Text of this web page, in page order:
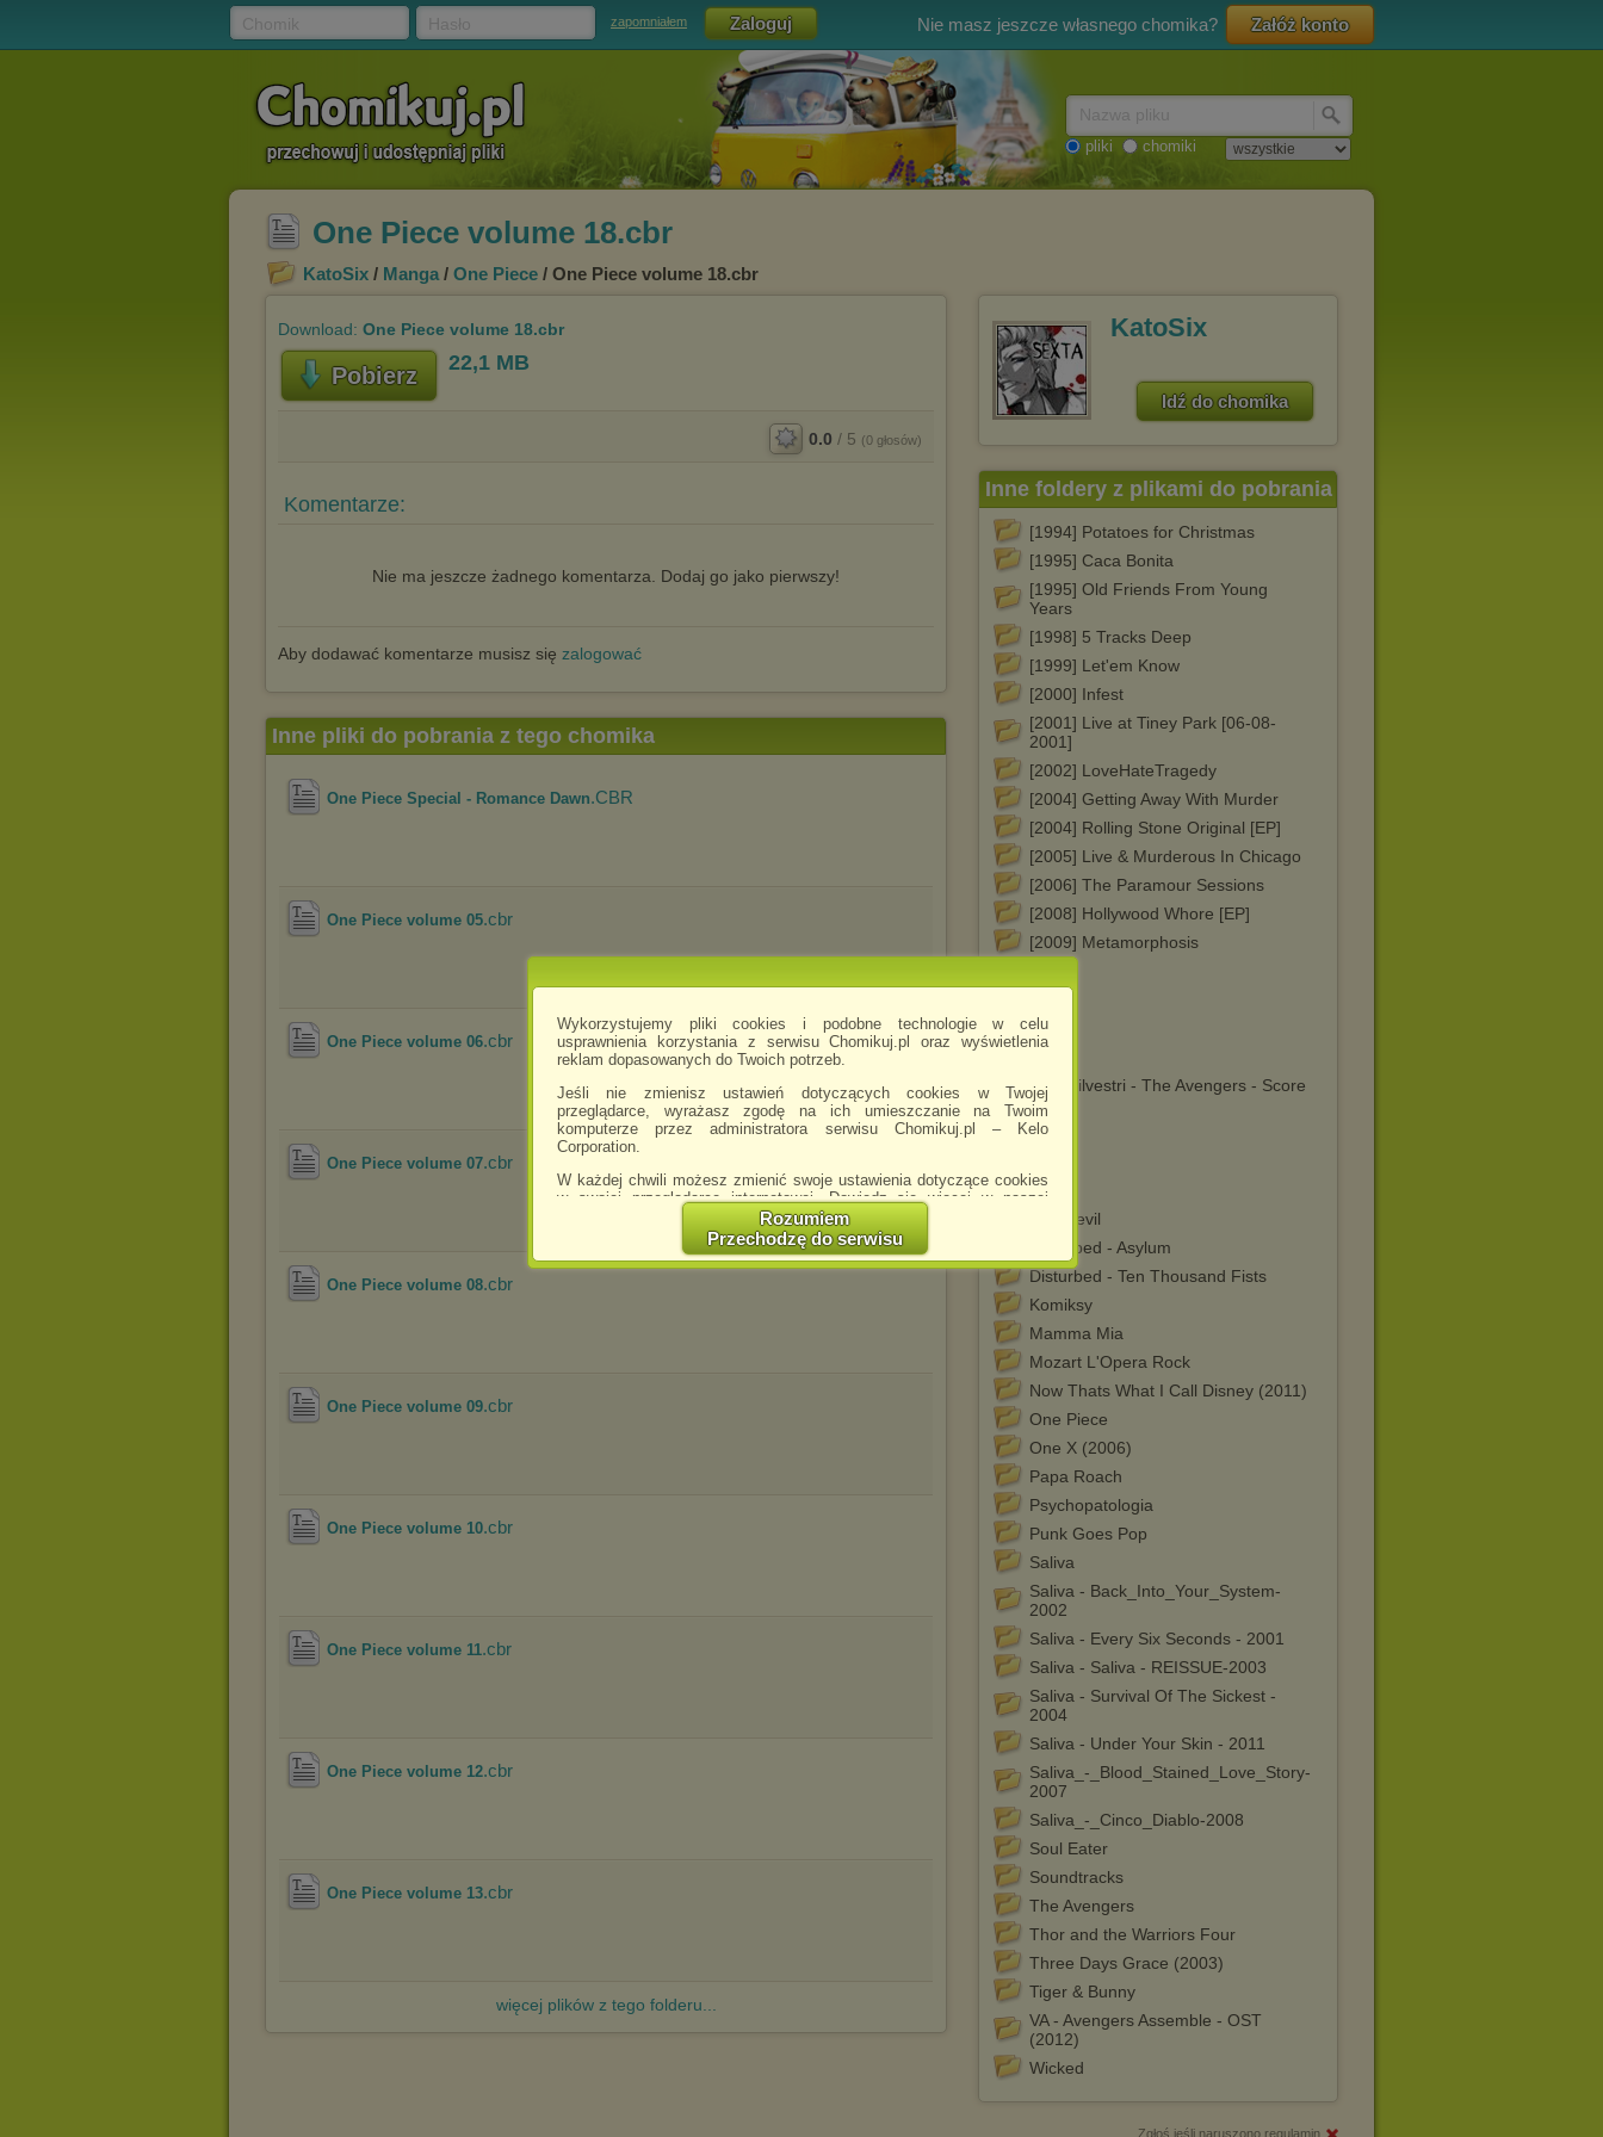
Wykorzystujemy pliki cookies i podobne technologie w celu
usprawnienia korzystania z serwisu Chomikuj.pl oraz wyświetlenia
reklam dopasowanych do Twoich potrzeb.
Jeśli nie zmienisz ustawień dotyczących cookies w Twojej
przeglądarce, wyrażasz zgodę na ich umieszczanie na Twoim
komputerze przez administratora serwisu Chomikuj.pl – Kelo
Corporation.
W każdej chwili możesz zmienić swoje ustawienia dotyczące cookies
w swojej przeglądarce internetowej. Dowiedz się więcej w naszej
http://chomikuj.pl/PolitykaPrywatnosci.aspx
Jednocześnie informujemy że zmiana ustawień przeglądarki może
spowodować ograniczenie korzystania ze strony Chomikuj.pl.
W przypadku braku twojej zgody na akceptację cookies niestety
Zaufanych Partnerów
(dostosowanie reklam do Twoich potrzeb, analiza skuteczności działań
Wyrażenie sprzeciwu spowoduje, że wyświetlana Ci reklama nie
będzie dopasowana do Twoich preferencji, a będzie to reklama
Istnieje możliwość zmiany ustawień przeglądarki internetowej w
sposób uniemożliwiający przechowywanie plików cookies na
urządzeniu końcowym. Można również usunąć pliki cookies,
dokonując odpowiednich zmian w ustawieniach przeglądarki
Pełną informację na ten temat znajdziesz pod adresem
Rozumiem
Przechodzę do serwisu
zapomniałem Nie masz jeszcze własnego chomika? Załóż konto
pliki chomiki
One Piece volume 18.cbr
KatoSix / Manga / One Piece / One Piece volume 18.cbr
Download: One Piece volume 18.cbr
Pobierz 22,1 MB
0.0 / 5 (0 głosów)
Komentarze:
Nie ma jeszcze żadnego komentarza. Dodaj go jako pierwszy!
Aby dodawać komentarze musisz się zalogować
KatoSix
Idź do chomika
Inne foldery z plikami do pobrania
[1994] Potatoes for Christmas
[1995] Caca Bonita
[1995] Old Friends From Young
Years
[1998] 5 Tracks Deep
[1999] Let'em Know
[2000] Infest
[2001] Live at Tiney Park [06-08-
2001]
[2002] LoveHateTragedy
[2004] Getting Away With Murder
[2004] Rolling Stone Original [EP]
[2005] Live & Murderous In Chicago
[2006] The Paramour Sessions
[2008] Hollywood Whore [EP]
[2009] Metamorphosis
3
Alan Silvestri - The Avengers - Score
(2012)
CD-1
CD-3
Daredevil
Disturbed - Asylum
Disturbed - Ten Thousand Fists
Komiksy
Mamma Mia
Mozart L'Opera Rock
Now Thats What I Call Disney (2011)
One Piece
One X (2006)
Papa Roach
Psychopatologia
Punk Goes Pop
Saliva
Saliva - Back_Into_Your_System-
2002
Saliva - Every Six Seconds - 2001
Saliva - Saliva - REISSUE-2003
Saliva - Survival Of The Sickest -
2004
Saliva - Under Your Skin - 2011
Saliva_-_Blood_Stained_Love_Story-
2007
Saliva_-_Cinco_Diablo-2008
Soul Eater
Soundtracks
The Avengers
Thor and the Warriors Four
Three Days Grace (2003)
Tiger & Bunny
VA - Avengers Assemble - OST
(2012)
Wicked
Inne pliki do pobrania z tego chomika
One Piece Special - Romance Dawn.CBR
One Piece volume 05.cbr
One Piece volume 06.cbr
One Piece volume 07.cbr
One Piece volume 08.cbr
One Piece volume 09.cbr
One Piece volume 10.cbr
One Piece volume 11.cbr
One Piece volume 12.cbr
One Piece volume 13.cbr
więcej plików z tego folderu...
Zgłoś jeśli naruszono regulamin